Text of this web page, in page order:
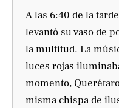
A las 6:40 de la
levantó su vaso de
la multitud. La
luces rojas
momento,
misma chispa de